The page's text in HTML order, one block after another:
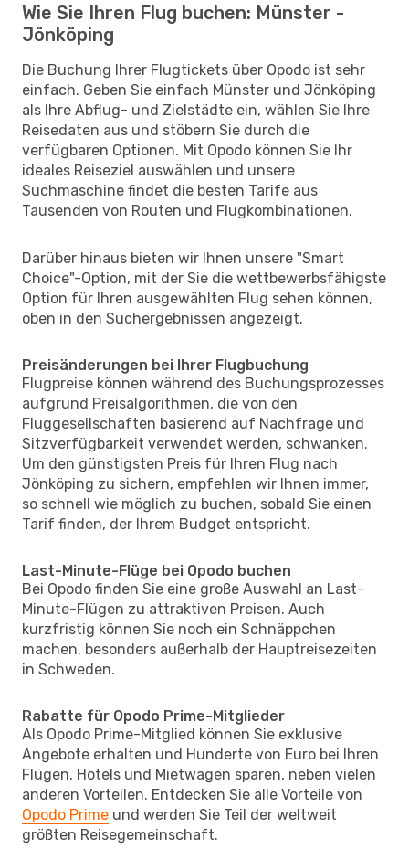
Wie Sie Ihren Flug buchen: Münster -
Jönköping
Die Buchung Ihrer Flugtickets über Opodo ist sehr
einfach. Geben Sie einfach Münster und Jönköping
als Ihre Abflug- und Zielstädte ein, wählen Sie Ihre
Reisedaten aus und stöbern Sie durch die
verfügbaren Optionen. Mit Opodo können Sie Ihr
ideales Reiseziel auswählen und unsere
Suchmaschine findet die besten Tarife aus
Tausenden von Routen und Flugkombinationen.
Darüber hinaus bieten wir Ihnen unsere "Smart
Choice"-Option, mit der Sie die wettbewerbsfähigste
Option für Ihren ausgewählten Flug sehen können,
oben in den Suchergebnissen angezeigt.
Preisänderungen bei Ihrer Flugbuchung
Flugpreise können während des Buchungsprozesses
aufgrund Preisalgorithmen, die von den
Fluggesellschaften basierend auf Nachfrage und
Sitzverfügbarkeit verwendet werden, schwanken.
Um den günstigsten Preis für Ihren Flug nach
Jönköping zu sichern, empfehlen wir Ihnen immer,
so schnell wie möglich zu buchen, sobald Sie einen
Tarif finden, der Ihrem Budget entspricht.
Last-Minute-Flüge bei Opodo buchen
Bei Opodo finden Sie eine große Auswahl an Last-
Minute-Flügen zu attraktiven Preisen. Auch
kurzfristig können Sie noch ein Schnäppchen
machen, besonders außerhalb der Hauptreisezeiten
in Schweden.
Rabatte für Opodo Prime-Mitglieder
Als Opodo Prime-Mitglied können Sie exklusive
Angebote erhalten und Hunderte von Euro bei Ihren
Flügen, Hotels und Mietwagen sparen, neben vielen
anderen Vorteilen. Entdecken Sie alle Vorteile von
Opodo Prime und werden Sie Teil der weltweit
größten Reisegemeinschaft.